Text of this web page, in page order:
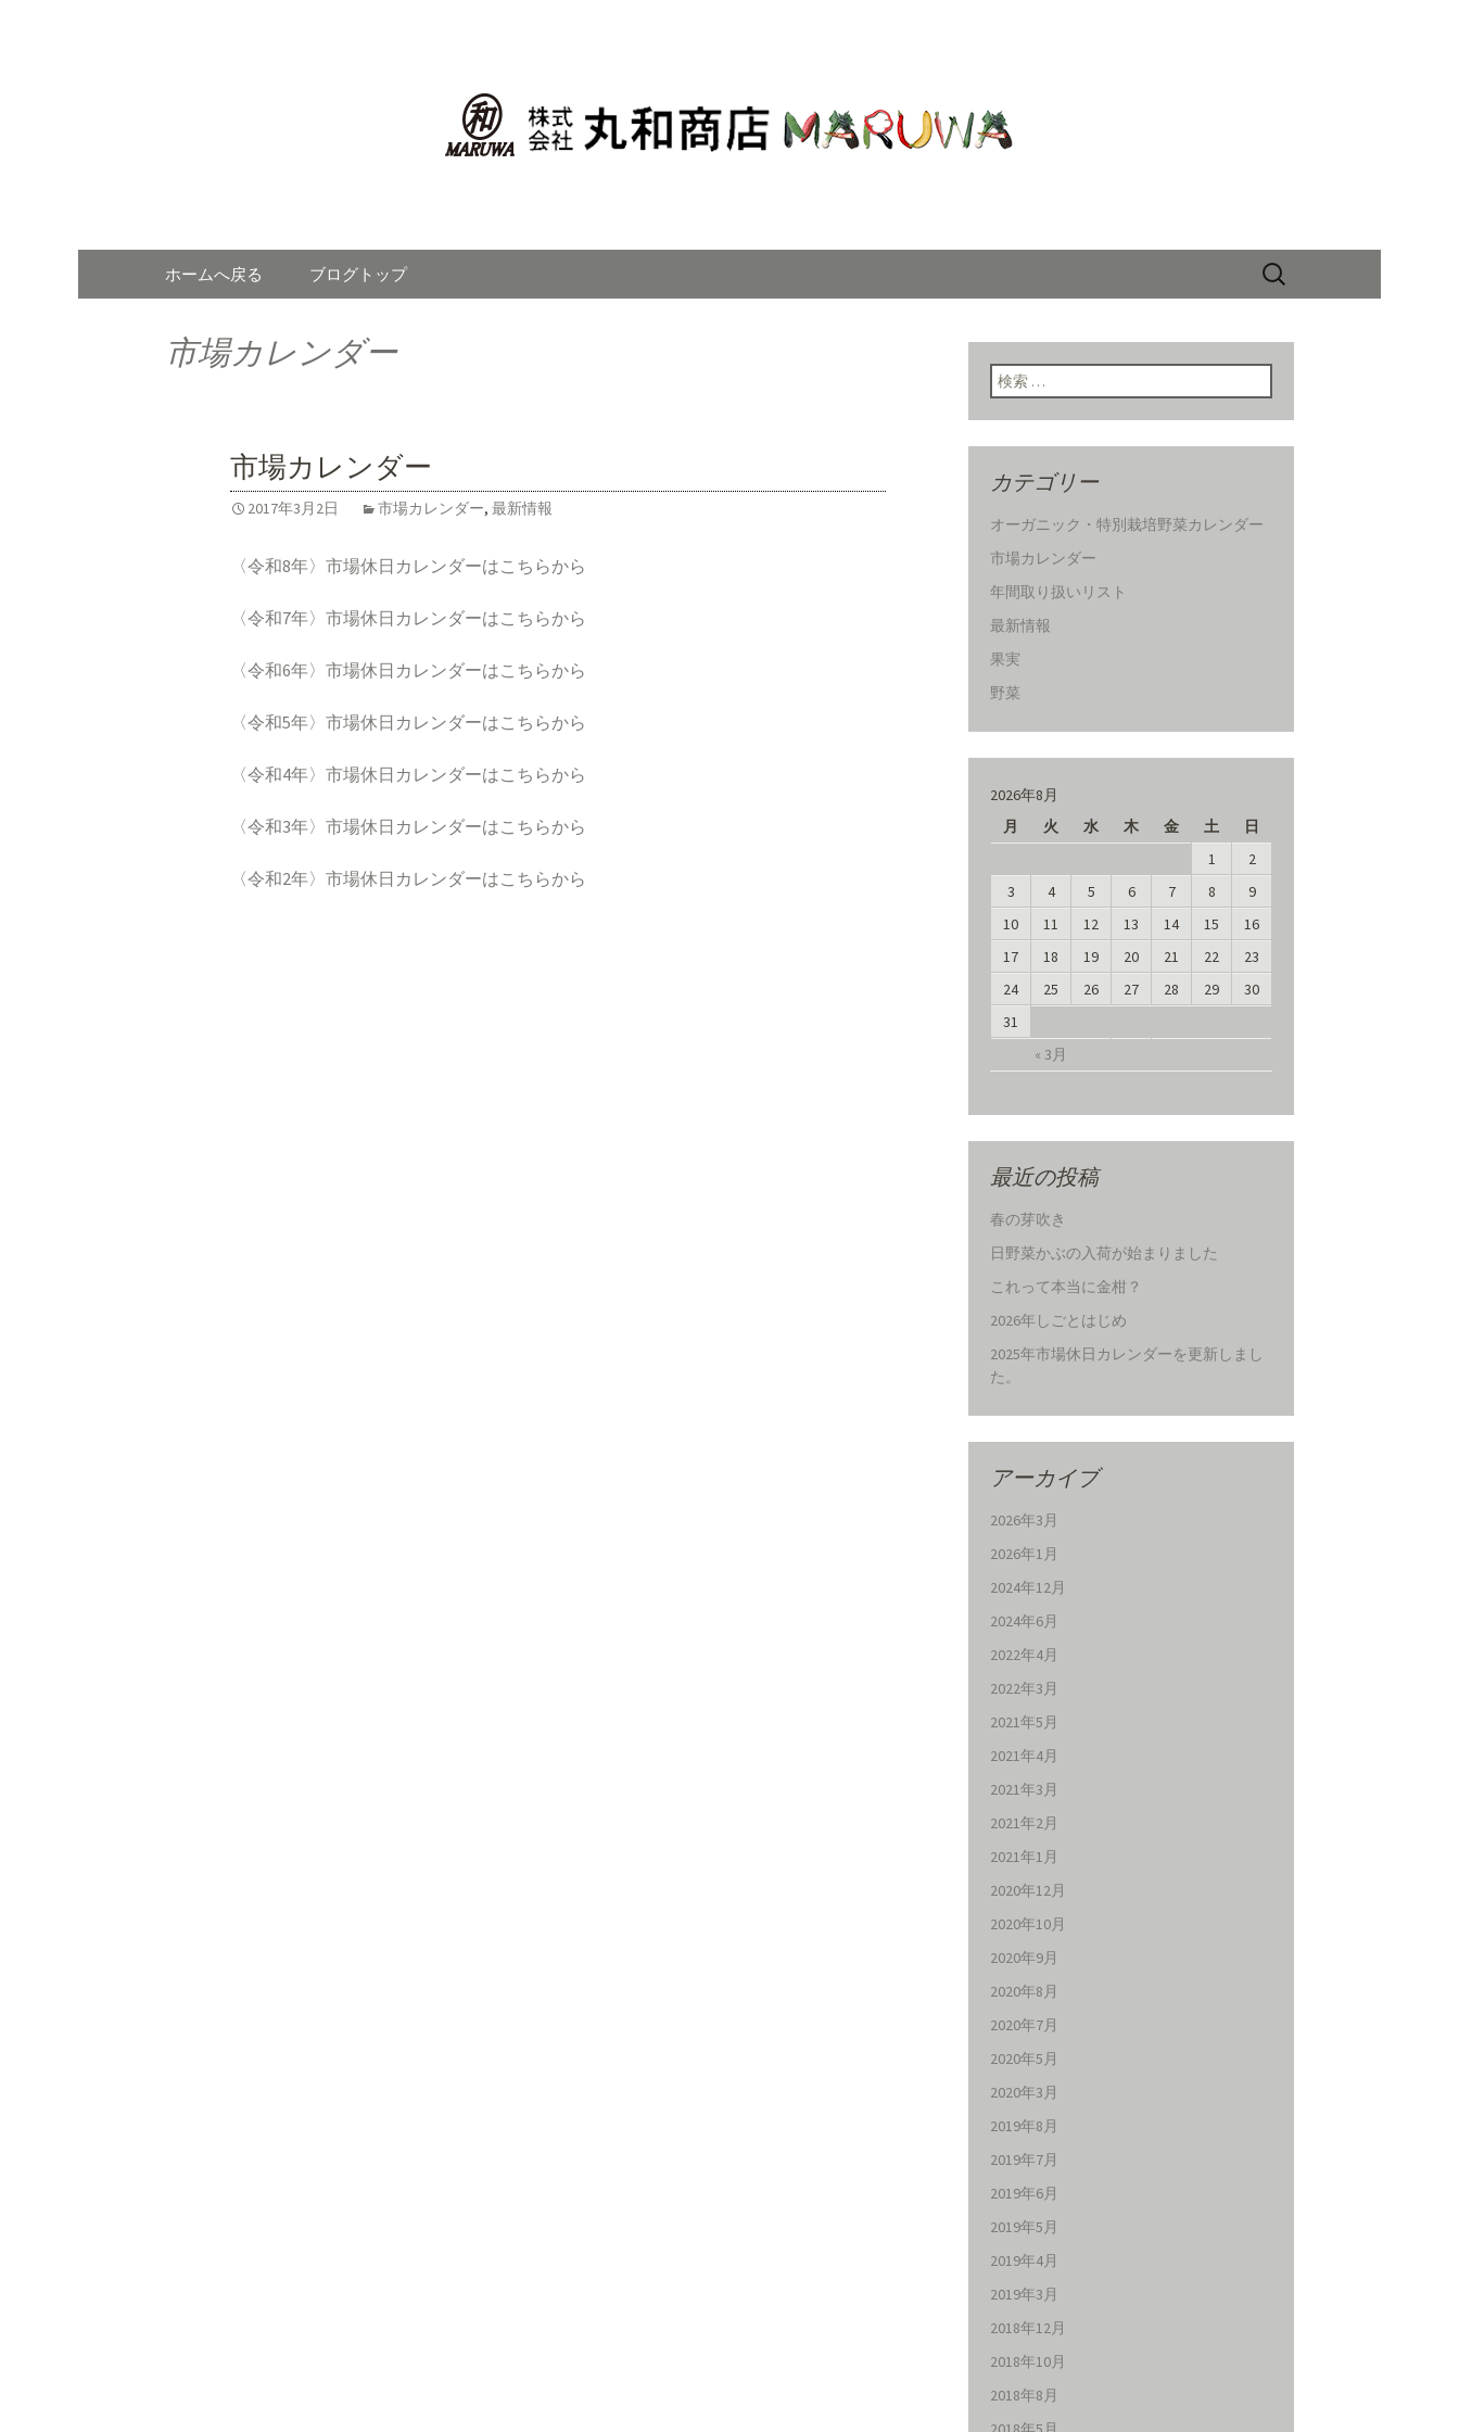
東京・大田市場の青果卸「丸和商店」の
最新情報はこちら
コンテンツへ移動
ホームへ戻る ブログトップ
検
市場カレンダー
市場カレンダー
2017年3月2日 市場カレンダー, 最新情報
〈令和8年〉市場休日カレンダーはこちらから
〈令和7年〉市場休日カレンダーはこちらから
〈令和6年〉市場休日カレンダーはこちらから
〈令和5年〉市場休日カレンダーはこちらから
〈令和4年〉市場休日カレンダーはこちらから
〈令和3年〉市場休日カレンダーはこちらから
〈令和2年〉市場休日カレンダーはこちらから
検索:
カテゴリー
オーガニック・特別栽培野菜カレンダー
市場カレンダー
年間取り扱いリスト
最新情報
果実
野菜
2026年8月
月
火 水 木 金 土 日
« 3月
1
2
3
4 5 6 7 8
9
10
11 12 13 14 15
16
17
18 19 20 21 22
23
24
25 26 27 28 29
30
31
最近の投稿
春の芽吹き
日野菜かぶの入荷が始まりました
これって本当に金柑？
2026年しごとはじめ
2025年市場休日カレンダーを更新しまし
た。
アーカイブ
2026年3月
2026年1月
2024年12月
2024年6月
2022年4月
2022年3月
2021年5月
2021年4月
2021年3月
2021年2月
2021年1月
2020年12月
2020年10月
2020年9月
2020年8月
2020年7月
2020年5月
2020年3月
2019年8月
2019年7月
2019年6月
2019年5月
2019年4月
2019年3月
2018年12月
2018年10月
2018年8月